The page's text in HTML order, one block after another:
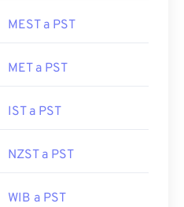
MEST a PST
MET a PST
IST a PST
NZST a PST
WIB a PST